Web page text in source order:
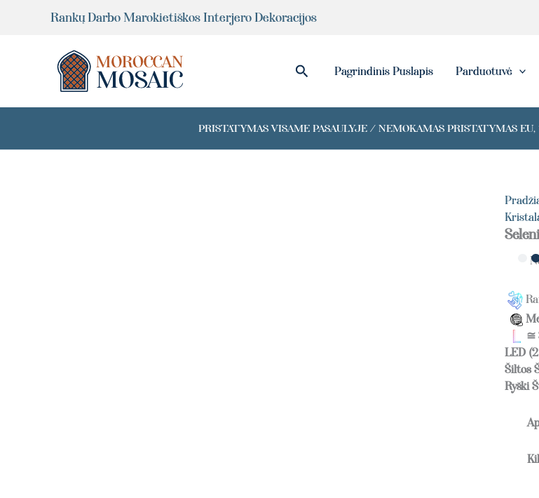
Rankų Darbo Marokietiškos Interjero Dekoracijos
PaieškaPagrindinis Puslapis Parduotuvė
PRISTATYMAS VISAME PASAULYJE / NEMOKAMAS PRISTATYMAS
≅
LED
Šiltos
Ryški